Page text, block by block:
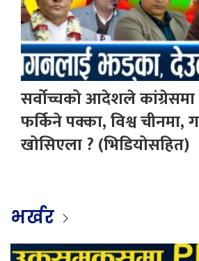
सर्वोच्चको आदेशले
फर्किने पक्का, विश्व
खोसिएला ? (भिडियोसहित)
भर्खर